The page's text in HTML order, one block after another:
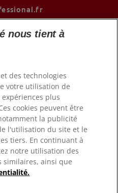
Tous droits réservés.
nous tient à
des technologies
votre utilisation de
plus
cookies peuvent être
la publicité
l'utilisation du site et le
tiers. En continuant à
notre utilisation des
similaires, ainsi que